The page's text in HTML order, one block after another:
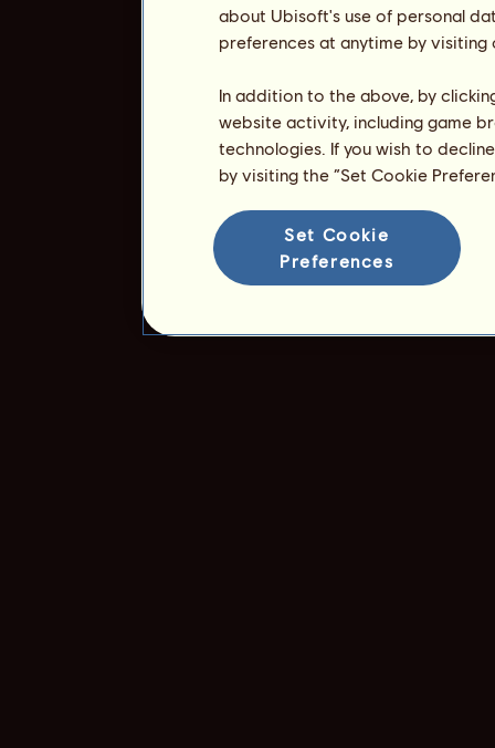
about Ubisoft's use of personal
preferences at anytime by
In addition to the above, by
website activity, including game
technologies. If you wish to
by visiting the “Set Cookie
Set Cookie
Preferences